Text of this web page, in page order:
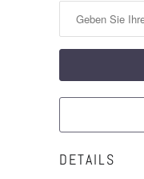
wenn
verfügbar
ist:
DETAILS